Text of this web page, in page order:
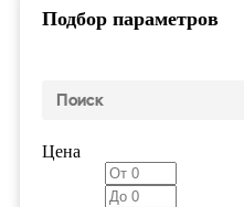
Подбор параметров
Цена